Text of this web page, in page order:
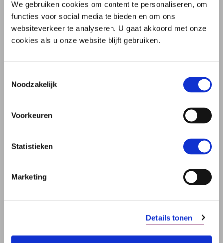
We gebruiken cookies om content te personaliseren, om
functies voor social media te bieden en om ons
websiteverkeer te analyseren. U gaat akkoord met onze
cookies als u onze website blijft gebruiken.
Noodzakelijk
Voorkeuren
Statistieken
Marketing
Details tonen